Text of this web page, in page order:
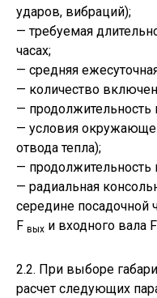
ударов, вибраций);
— требуемая
часах;
— средняя
— количество
— продолжительность
— условия
отвода тепла);
— продолжительность
— радиальная
середине посадочной
F вых и входного вала F
2.2. При выборе
расчет следующих